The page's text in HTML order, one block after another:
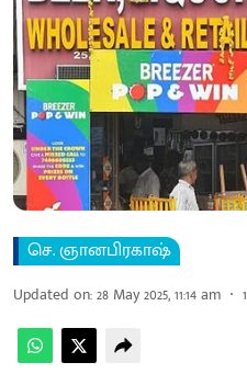
செ. ஞானபிரகாஷ்
Updated on:28 May 2025, 11:14 am 1